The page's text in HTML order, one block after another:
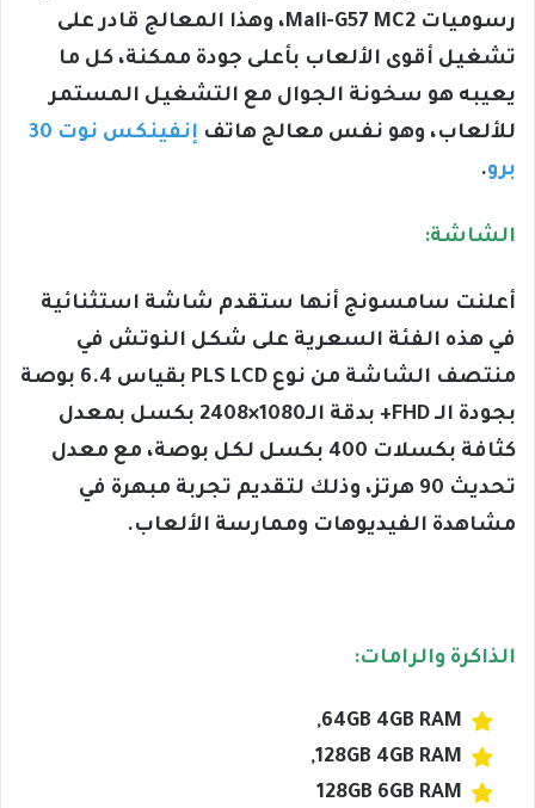
رسوميات Mali-G57 MC2، وهذا المعالج قادر على
تشغيل أقوى الألعاب بأعلى جودة ممكنة، كل ما
يعيبه هو سخونة الجوال مع التشغيل المستمر
للألعاب، وهو نفس معالج هاتف
إنفينكس نوت 30
برو.
الشاشة:
أعلنت سامسونج أنها ستقدم شاشة استثنائية
في هذه الفئة السعرية على شكل النوتش في
منتصف الشاشة من نوع PLS LCD بقياس 6.4 بوصة
بجودة الـ FHD+ بدقة الـ1080×2408 بكسل بمعدل
كثافة بكسلات 400 بكسل لكل بوصة، مع معدل
تحديث 90 هرتز، وذلك لتقديم تجربة مبهرة في
مشاهدة الفيديوهات وممارسة الألعاب.
الذاكرة والرامات:
64GB 4GB RAM,
128GB 4GB RAM,
128GB 6GB RAM